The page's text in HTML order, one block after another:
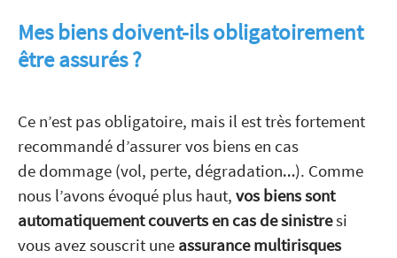
Mes biens doivent-ils obligatoirement
être assurés ?
Ce n’est pas obligatoire, mais il est très fortement
recommandé d’assurer vos biens en cas
de dommage (vol, perte, dégradation…). Comme
nous l’avons évoqué plus haut, vos biens sont
automatiquement couverts en cas de sinistresi
vous avez souscrit une assurance multirisques